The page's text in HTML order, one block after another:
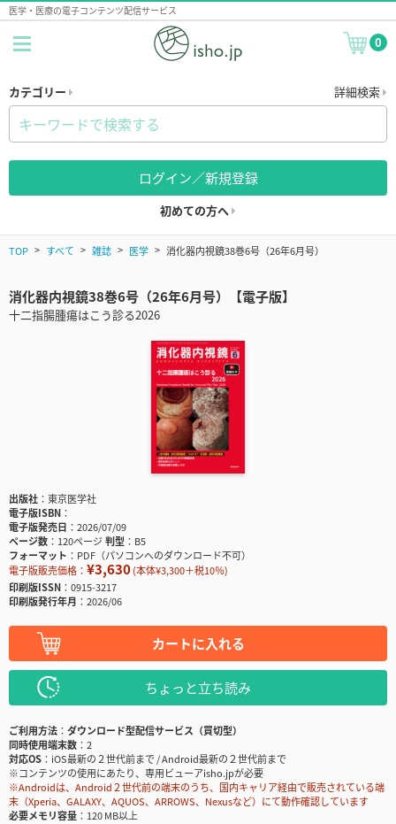
医学・医療の電子コンテンツ配信サービス
0
カテゴリー 詳細検索
ログイン／新規登録
初めての方へ
TOP すべて 雑誌 医学 消化器内視鏡38巻6号（26年6月号）
消化器内視鏡38巻6号（26年6月号）【電子版】
十二指腸腫瘍はこう診る2026
出版社
東京医学社
電子版ISBN
電子版発売日
2026/07/09
ページ数
120ページ判型
B5
フォーマット
PDF（パソコンへのダウンロード不可）
電子版販売価格： ¥3,630(本体¥3,300＋税10％)
印刷版ISSN
0915-3217
印刷版発行年月
2026/06
カートに入れる
ちょっと立ち読み
ご利用方法
ダウンロード型配信サービス（買切型）
同時使用端末数
2
対応OS
iOS最新の２世代前まで / Android最新の２世代前まで
※コンテンツの使用にあたり、専用ビューアisho.jpが必要
※Androidは、Android２世代前の端末のうち、国内キャリア経由で販売されている端
末（Xperia、GALAXY、AQUOS、ARROWS、Nexusなど）にて動作確認しています
必要メモリ容量
120 MB以上